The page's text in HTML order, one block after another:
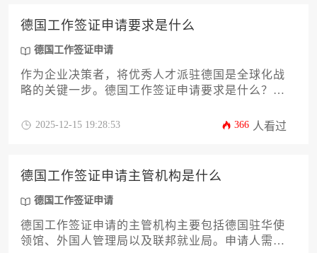
石，帮助您高效完成德国工作签证申请。
德国工作签证申请要求是什么
德国工作签证申请
作为企业决策者，将优秀人才派驻德国是全球化战
略的关键一步。德国工作签证申请要求是什么？这
与效率。本文将系统解析从岗位预审批、学历认证
实用策略，助您高效搭建国际化人才梯队。
2025-12-15 19:28:53 366 人看过
德国工作签证申请主管机构是什么
德国工作签证申请
德国工作签证申请的主管机构主要包括德国驻华使
领馆、外国人管理局以及联邦就业局。申请人需根